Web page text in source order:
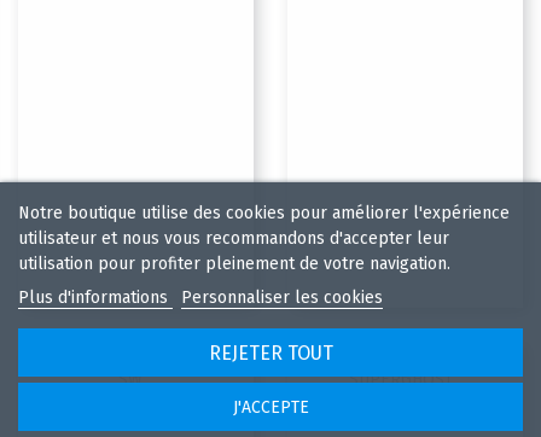
Notre boutique utilise des cookies pour améliorer l'expérience
utilisateur et nous vous recommandons d'accepter leur
utilisation pour profiter pleinement de votre navigation.
Plus d'informations
Personnaliser les cookies
REJETER TOUT
J'ACCEPTE